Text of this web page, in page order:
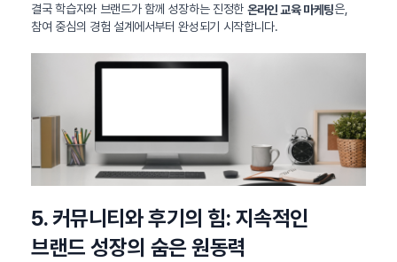
결국 학습자와 브랜드가 함께 성장하는 진정한 온라인 교육 마케팅은,
참여 중심의 경험 설계에서부터 완성되기 시작합니다.
5. 커뮤니티와 후기의 힘: 지속적인
브랜드 성장의 숨은 원동력